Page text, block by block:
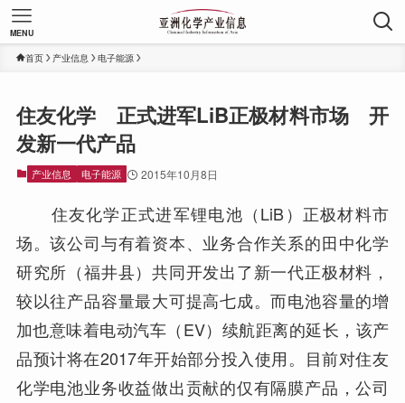
MENU
首页 产业信息 电子能源
住友化学 正式进军LiB正极材料市场 开
发新一代产品
产业信息 电子能源 2015年10月8日
住友化学正式进军锂电池（LiB）正极材料市
场。该公司与有着资本、业务合作关系的田中化学
研究所（福井县）共同开发出了新一代正极材料，
较以往产品容量最大可提高七成。而电池容量的增
加也意味着电动汽车（EV）续航距离的延长，该产
品预计将在2017年开始部分投入使用。目前对住友
化学电池业务收益做出贡献的仅有隔膜产品，公司